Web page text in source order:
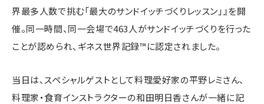
界最多人数で挑む「最大のサンドイッチづくりレッスン」』を開
催。同一時間、同一会場で463人がサンドイッチづくりを行った
ことが認められ、ギネス世界記録™に認定されました。
当日は、スペシャルゲストとして料理愛好家の平野レミさん、
料理家・食育インストラクターの和田明日香さんが一緒に記